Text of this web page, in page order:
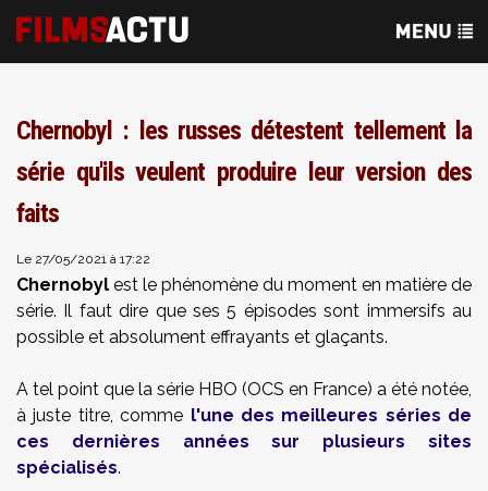
Chernobyl : les russes détestent tellement la
série qu'ils veulent produire leur version des
faits
Le 27/05/2021 à 17:22
Chernobyl est le phénomène du moment en matière de
série. Il faut dire que ses 5 épisodes sont immersifs au
possible et absolument effrayants et glaçants.
A tel point que la série HBO (OCS en France) a été notée,
à juste titre, comme l'une des meilleures séries de
ces dernières années sur plusieurs sites
spécialisés.